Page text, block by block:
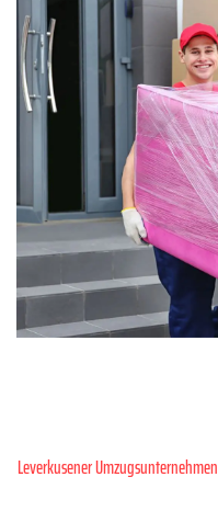
Leverkusener Umzugsunternehmen